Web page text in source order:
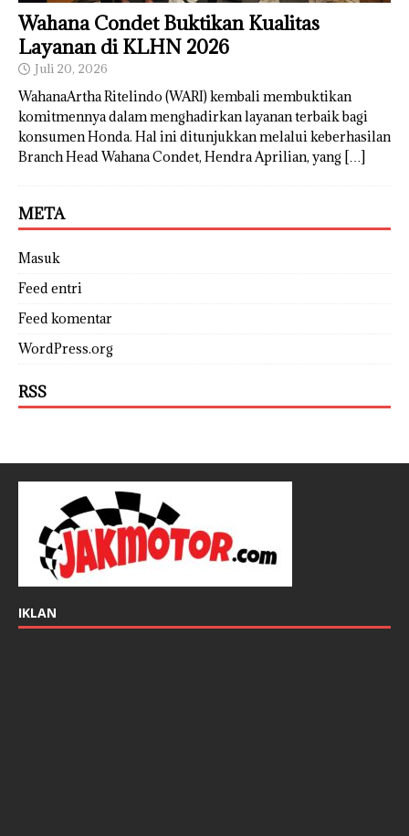
Wahana Condet Buktikan Kualitas
Layanan di KLHN 2026
Juli 20, 2026
WahanaArtha Ritelindo (WARI) kembali membuktikan
komitmennya dalam menghadirkan layanan terbaik bagi
konsumen Honda. Hal ini ditunjukkan melalui keberhasilan
Branch Head Wahana Condet, Hendra Aprilian, yang […]
META
Masuk
Feed entri
Feed komentar
WordPress.org
RSS
IKLAN